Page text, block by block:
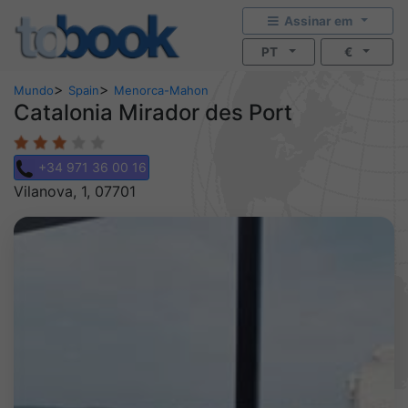
Assinar em
PT €
Mundo> Spain> Menorca-Mahon
Catalonia Mirador des Port
+34 971 36 00 16
Vilanova, 1, 07701